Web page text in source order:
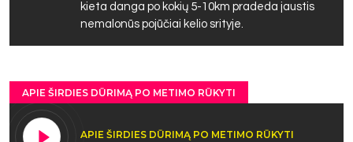
kieta danga po kokių 5-10km pradeda jaustis
nemalonūs pojūčiai kelio srityje.
APIE ŠIRDIES DŪRIMĄ PO METIMO RŪKYTI
APIE ŠIRDIES DŪRIMĄ PO METIMO RŪKYTI